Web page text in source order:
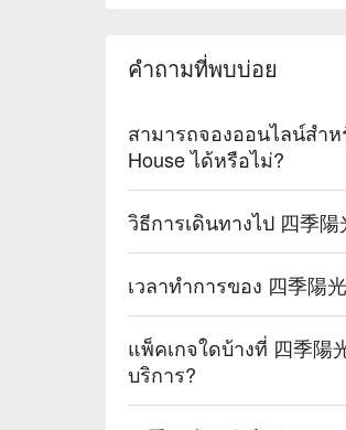
คำถามที่พบบ่อย
สามารถจองออนไลน์สำห
House ได้หรือไม่?
วิธีการเดินทางไป 四季
เวลาทำการของ 四季陽
แพ็คเกจใดบ้างที่ 四季陽
บริการ?